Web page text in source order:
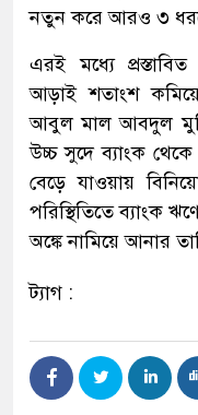
নতুন করে আরও ৩
এরই মধ্যে
আড়াই শতাংশ কমিয়ে
আবুল মাল আবদুল
উচ্চ সুদে ব্যাংক
বেড়ে যাওয়ায়
পরিস্থিতিতে ব্যাংক
অঙ্কে নামিয়ে আনার
ট্যাগ :